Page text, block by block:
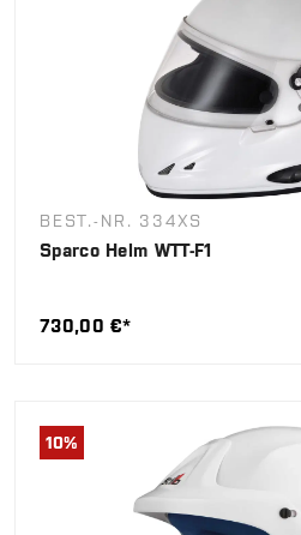
BEST.-NR. 334XS
Sparco Helm WTT-F1
730,00 €*
10%